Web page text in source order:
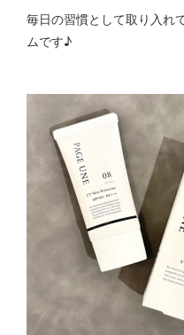
毎日の習慣として取り入れ
ムです♪